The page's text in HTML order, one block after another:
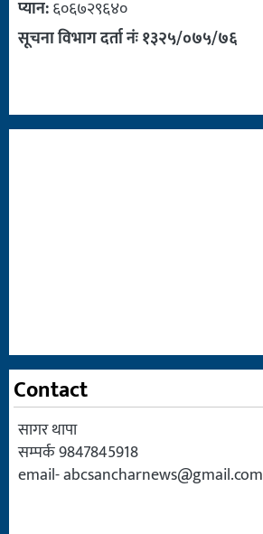
प्यान:६०६७२९६४०
सूचना विभाग दर्ता नंः १३२५/०७५/७६
Contact
सागर थापा
सम्पर्क 9847845918
email-abcsancharnews@gmail.com